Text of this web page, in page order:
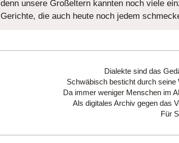
denn unsere Großeltern kannten noch viele
Gerichte, die auch heute noch jedem
Dialekte sind das
Schwäbisch besticht durch
Da immer weniger Menschen im
Als digitales Archiv gegen das
Für